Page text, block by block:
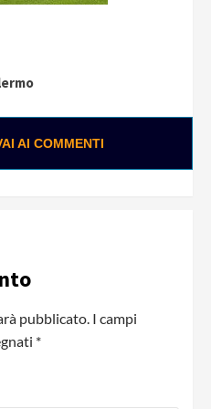
AI COMMENTI
pubblicato. I campi
*